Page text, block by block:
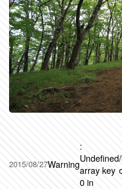
2015/08/27Warning
:
Undefined
array key
0 in